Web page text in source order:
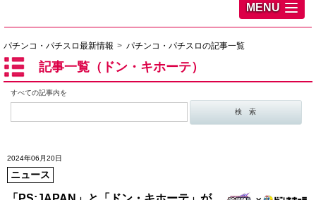
MENU
パチンコ・パチスロ最新情報 パチンコ・パチスロの記事一覧
記事一覧（ドン・キホーテ）
すべての記事内を
2024年06月20日
ニュース